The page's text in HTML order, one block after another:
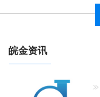
皖金资讯